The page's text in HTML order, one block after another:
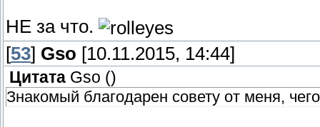
НЕ за что.
[53] Gso [10.11.2015, 14:44]
Цитата Gso ()
Знакомый благодарен совету от меня,